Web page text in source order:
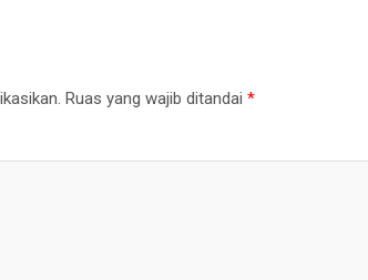
Ruas yang wajib ditandai *